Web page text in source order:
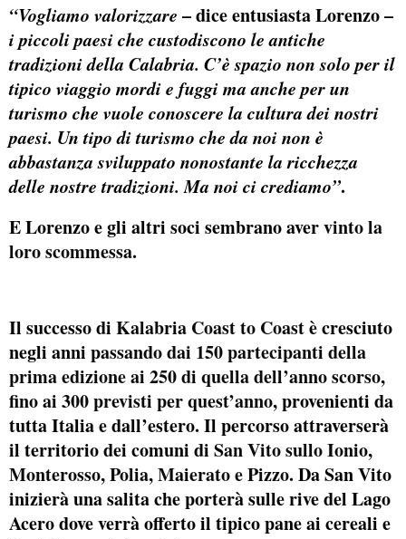
“Vogliamo valorizzare – dice entusiasta Lorenzo –
i piccoli paesi che custodiscono le antiche
tradizioni della Calabria. C’è spazio non solo per il
tipico viaggio mordi e fuggi ma anche per un
turismo che vuole conoscere la cultura dei nostri
paesi. Un tipo di turismo che da noi non è
abbastanza sviluppato nonostante la ricchezza
delle nostre tradizioni. Ma noi ci crediamo”.
E Lorenzo e gli altri soci sembrano avervinto la
loro scommessa.
Il successo di Kalabria Coast to Coastè cresciuto
negli anni passando dai 150 partecipanti della
prima edizione ai 250 di quella dell’anno scorso,
fino ai 300 previsti per quest’anno, provenienti da
tutta Italia e dall’estero. Il percorso attraverserà
il territorio dei comuni di San Vito sullo Ionio,
Monterosso, Polia, Maierato e Pizzo. Da San Vito
inizierà una salita che porterà sulle rive del Lago
Acero dove verrà offerto il tipico pane ai cereali e